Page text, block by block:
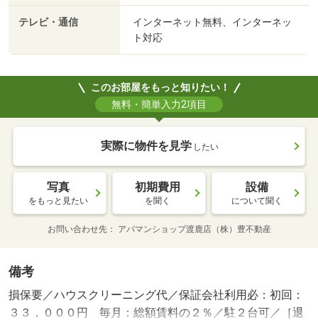
テレビ・通信
インターネット無料、インターネッ
ト対応
このお部屋をもっと知りたい！
無料・簡単入力2項目
実際に物件を見学 したい
写真
をもっと見たい
初期費用
を聞く
設備
について聞く
お問い合わせ先 アパマンショップ渡鹿店（株）豊不動産
備考
損保要／ハウスクリーニング代／保証会社利用必：初回：
３３，０００円 毎月：総額賃料の２％／駐２台可／［退